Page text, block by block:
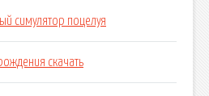
симулятор поцелуя
скачать